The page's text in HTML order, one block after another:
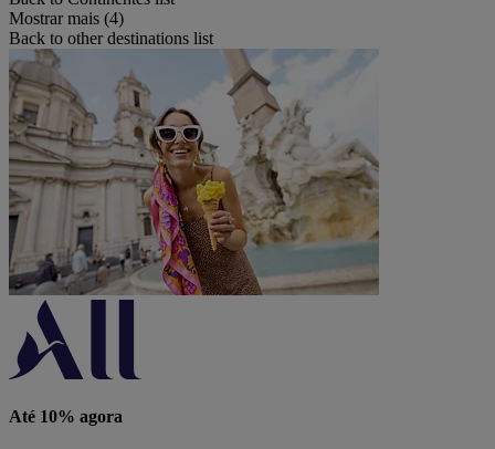
Mostrar mais (4)
Back to other destinations list
Até 10% agora